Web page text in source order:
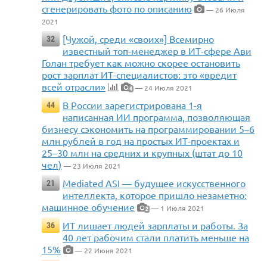
сгенерировать фото по описанию
— 26 Июля
2021
32
[Чужой, среди «своих»] Всемирно
известный топ-менеджер в ИТ-сфере Ави
Голан требует как можно скорее остановить
рост зарплат ИТ-специалистов: это «вредит
всей отрасли»
4 — 24 Июля 2021
44
В России зарегистрирована 1-я
написанная ИИ программа, позволяющая
бизнесу сэкономить на программировании 5–6
млн рублей в год на простых ИТ-проектах и
25–30 млн на средних и крупных (штат до 10
чел) — 23 Июля 2021
21
Mediated ASI — будущее искусственного
интеллекта, которое пришло незаметно:
машинное обучение
2 — 1 Июля 2021
36
ИТ лишает людей зарплаты и работы. За
40 лет рабочим стали платить меньше на
15%
— 22 Июня 2021